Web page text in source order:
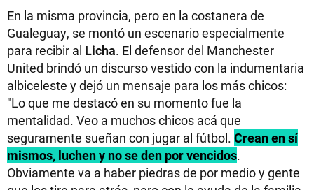
En la misma provincia, pero en la costanera de
Gualeguay, se montó un escenario especialmente
para recibir al Licha. El defensor del Manchester
United brindó un discurso vestido con la indumentaria
albiceleste y dejó un mensaje para los más chicos:
"Lo que me destacó en su momento fue la
mentalidad. Veo a muchos chicos acá que
seguramente sueñan con jugar al fútbol. Crean en sí
mismos, luchen y no se den por vencidos.
Obviamente va a haber piedras de por medio y gente